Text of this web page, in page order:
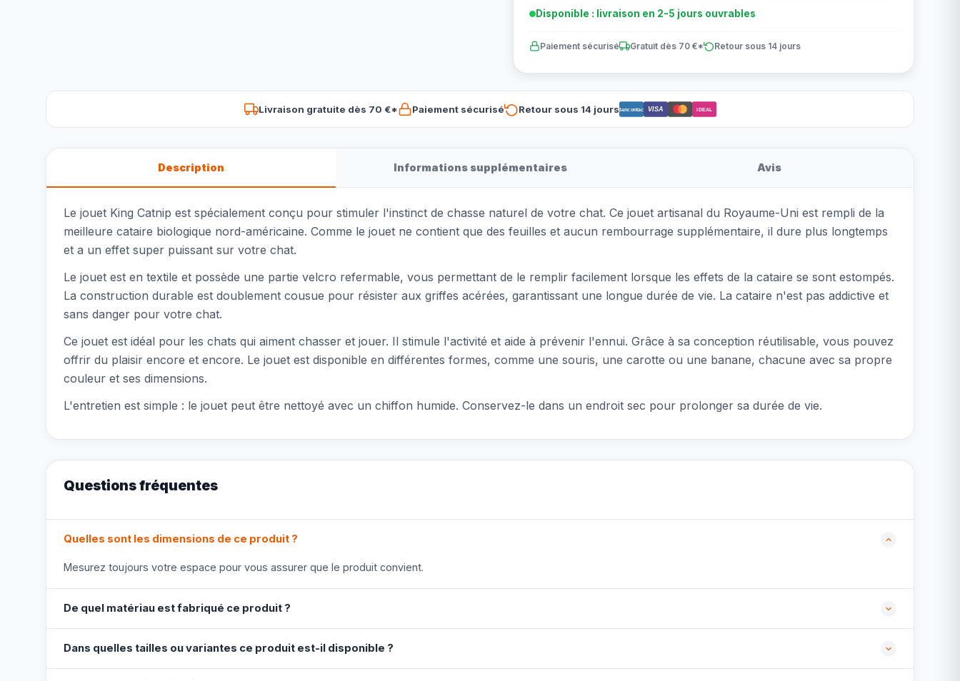
Disponible : livraison en 2-5 jours ouvrables
Paiement sécurisé Gratuit dès 70 €* Retour sous 14 jours
Livraison gratuite dès 70 €* Paiement sécurisé Retour sous 14 joursBancontact VISA iDEAL
Description Informations supplémentaires Avis
Le jouet King Catnip est spécialement conçu pour stimuler l'instinct de chasse naturel de votre chat. Ce jouet artisanal du Royaume-Uni est rempli de la
meilleure cataire biologique nord-américaine. Comme le jouet ne contient que des feuilles et aucun rembourrage supplémentaire, il dure plus longtemps
et a un effet super puissant sur votre chat.
Le jouet est en textile et possède une partie velcro refermable, vous permettant de le remplir facilement lorsque les effets de la cataire se sont estompés.
La construction durable est doublement cousue pour résister aux griffes acérées, garantissant une longue durée de vie. La cataire n'est pas addictive et
sans danger pour votre chat.
Ce jouet est idéal pour les chats qui aiment chasser et jouer. Il stimule l'activité et aide à prévenir l'ennui. Grâce à sa conception réutilisable, vous pouvez
offrir du plaisir encore et encore. Le jouet est disponible en différentes formes, comme une souris, une carotte ou une banane, chacune avec sa propre
couleur et ses dimensions.
L'entretien est simple : le jouet peut être nettoyé avec un chiffon humide. Conservez-le dans un endroit sec pour prolonger sa durée de vie.
Questions fréquentes
Quelles sont les dimensions de ce produit ?
Mesurez toujours votre espace pour vous assurer que le produit convient.
De quel matériau est fabriqué ce produit ?
Dans quelles tailles ou variantes ce produit est-il disponible ?